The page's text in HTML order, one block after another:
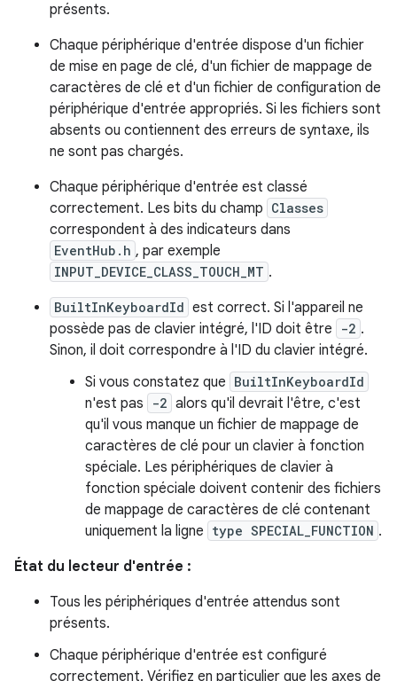
présents.
Chaque périphérique d'entrée dispose d'un fichier
de mise en page de clé, d'un fichier de mappage de
caractères de clé et d'un fichier de configuration de
périphérique d'entrée appropriés. Si les fichiers sont
absents ou contiennent des erreurs de syntaxe, ils
ne sont pas chargés.
Chaque périphérique d'entrée est classé
correctement. Les bits du champ Classes
correspondent à des indicateurs dans
EventHub.h , par exemple
INPUT_DEVICE_CLASS_TOUCH_MT .
BuiltInKeyboardId est correct. Si l'appareil ne
possède pas de clavier intégré, l'ID doit être
-2 .
Sinon, il doit correspondre à l'ID du clavier intégré.
Si vous constatez que BuiltInKeyboardId
n'est pas -2 alors qu'il devrait l'être, c'est
qu'il vous manque un fichier de mappage de
caractères de clé pour un clavier à fonction
spéciale. Les périphériques de clavier à
fonction spéciale doivent contenir des fichiers
de mappage de caractères de clé contenant
uniquement la ligne type SPECIAL_FUNCTION .
État du lecteur d'entrée :
Tous les périphériques d'entrée attendus sont
présents.
Chaque périphérique d'entrée est configuré
correctement. Vérifiez en particulier que les axes de